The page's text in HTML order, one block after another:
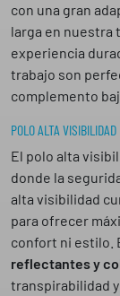
con una gran
larga en nuestra
experiencia
trabajo son
complemento
POLO ALTA VISIBILIDAD
El polo alta
donde la
alta visibilidad
para ofrecer
confort ni estilo.
reflectantes y
transpirabilidad